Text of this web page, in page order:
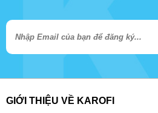
GIỚI THIỆU VỀ KAROFI